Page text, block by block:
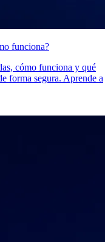
funciona?
cómo funciona y qué
forma segura. Aprende a